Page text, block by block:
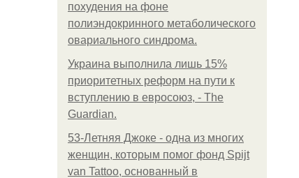
похудения на фоне
полиэндокринного метаболического
овариального синдрома.
Украина выполнила лишь 15%
приоритетных реформ на пути к
вступлению в евросоюз, - The
Guardian.
53-Летняя Джоке - одна из многих
женщин, которым помог фонд Spijt
van Tattoo, основанный в